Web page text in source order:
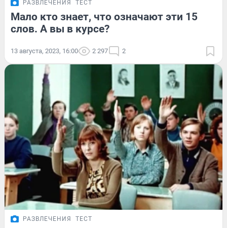
РАЗВЛЕЧЕНИЯ ТЕСТ
Мало кто знает, что означают эти 15
слов. А вы в курсе?
13 августа, 2023, 16:00 2 297 2
РАЗВЛЕЧЕНИЯ ТЕСТ